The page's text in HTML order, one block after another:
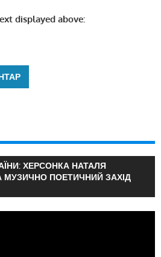
displayed above:
ХЕРСОНКА НАТАЛЯ
ПОЕТИЧНИЙ ЗАХІД